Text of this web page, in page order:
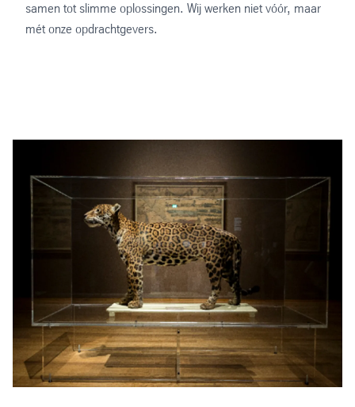
samen tot slimme oplossingen. Wij werken niet vóór, maar
mét onze opdrachtgevers.